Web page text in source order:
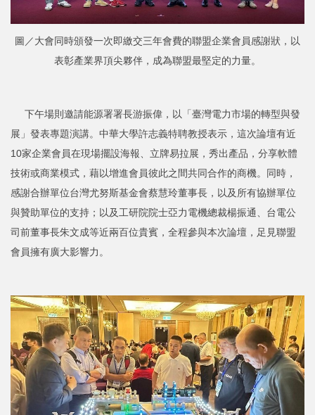
圖／大會同時頒發一次即繳交三年會費的聯盟企業會員感謝狀，以
表彰產業界頂尖夥伴，成為聯盟最堅定的力量。
下午場則邀請能源署署長游振偉，以「臺灣電力市場的轉型與發
展」發表專題演講。中華大學許志義特聘教授表示，這次論壇有近
10家企業會員在現場擺設海報、立牌易拉展，秀出產品，分享軟體
技術或商業模式，藉以增進會員彼此之間共同合作的商機。同時，
感謝合辦單位台灣尤努斯基金會蔡慧玲董事長，以及所有協辦單位
與贊助單位的支持；以及工研院院士亞力電機總裁楊振通、台電公
司前董事長朱文成等近兩百位貴賓，全程參與本次論壇，足見聯盟
會員擁有廣大影響力。